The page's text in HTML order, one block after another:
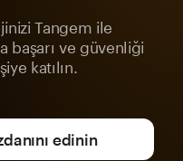
Tangem ile
başarı ve güvenliği
katılın.
edinin